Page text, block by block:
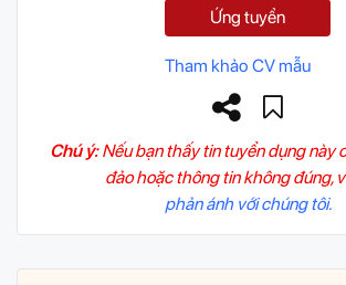
Ứng tuyển
Tham khảo CV mẫu
Chú ý:Nếu bạn thấy tin tuyển dụng này
đảo hoặc thông tin không đúng,
phản ánh với chúng tôi.